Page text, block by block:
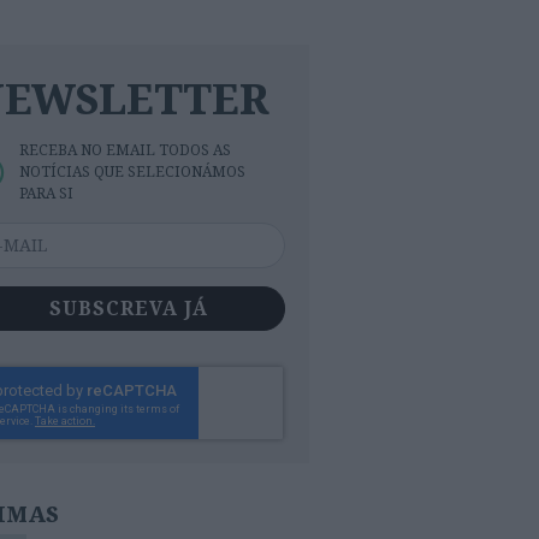
RECEBA NO EMAIL TODOS AS
NOTÍCIAS QUE SELECIONÁMOS
PARA SI
SUBSCREVA JÁ